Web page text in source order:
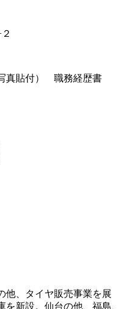
真貼付） 職務経歴書
他、タイヤ販売事業を展
新設。仙台の他、福島、